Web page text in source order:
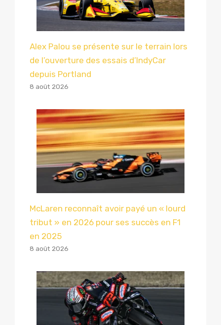
Alex Palou se présente sur le terrain lors
de l’ouverture des essais d’IndyCar
depuis Portland
8 août 2026
McLaren reconnaît avoir payé un « lourd
tribut » en 2026 pour ses succès en F1
en 2025
8 août 2026